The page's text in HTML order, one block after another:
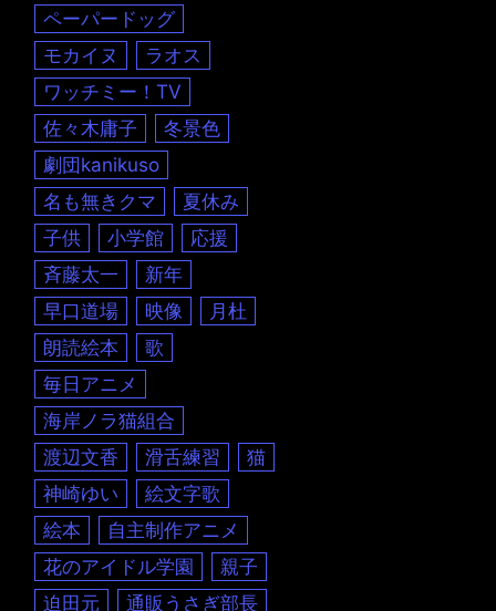
ペーパードッグ
モカイヌ
ラオス
ワッチミー！TV
佐々木庸子
冬景色
劇団kanikuso
名も無きクマ
夏休み
子供
小学館
応援
斉藤太一
新年
早口道場
映像
月杜
朗読絵本
歌
毎日アニメ
海岸ノラ猫組合
渡辺文香
滑舌練習
猫
神崎ゆい
絵文字歌
絵本
自主制作アニメ
花のアイドル学園
親子
迫田元
通販うさぎ部長